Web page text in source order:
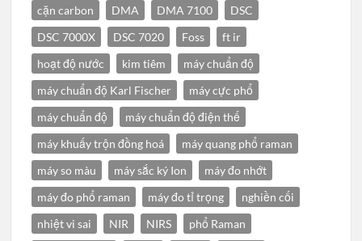
cặn carbon
DMA DMA 7100
DSC
DSC 7000X
DSC 7020 Foss
ft ir
hoạt độ nước
kim tiêm
máy chuẩn độ
máy chuẩn độ Karl Fischer
máy cực phổ
máy chuẩn độ
máy chuẩn độ điện thế
máy khuấy trộn đồng hoá
máy quang phổ raman
máy so màu
máy sắc ký Ion
máy đo nhớt
máy đo phổ raman
máy đo tỉ trọng
nghiền cối
nhiệt vi sai
NIR NIRS phổ Raman